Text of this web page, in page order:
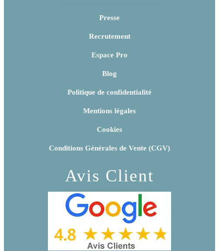
Presse
Recrutement
Espace Pro
Blog
Politique de confidentialité
Mentions légales
Cookies
Conditions Générales de Vente (CGV)
Avis Client